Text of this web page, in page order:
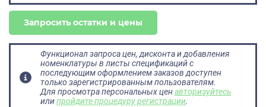
Запросить остатки и цены
Функционал запроса цен, дисконта и добавления
номенклатуры в листы спецификаций с
последующим оформлением заказов доступен
только зарегистрированным пользователям.
Для просмотра персональных ценавторизуйтесь
илипройдите процедуру регистрации.